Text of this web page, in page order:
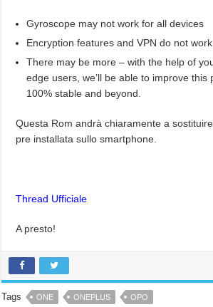
Gyroscope may not work for all devices
Encryption features and VPN do not work
There may be more – with the help of
edge users, we’ll be able to improve this
100% stable and beyond.
Questa Rom andrà chiaramente a
pre installata sullo smartphone.
Thread Ufficiale
A presto!
Tags ONE ONEPLUS OPO